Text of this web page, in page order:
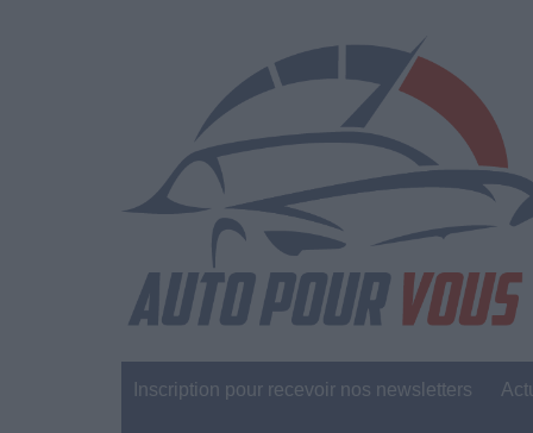
Inscription pour recevoir nos newsletters